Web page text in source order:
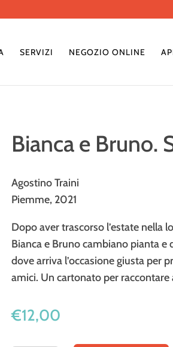
SERVIZI NEGOZIO ONLINE
Bianca e Bruno.
Agostino Traini
Piemme, 2021
Dopo aver trascorso l’estate nella
Bianca e Bruno cambiano pianta
dove arriva l’occasione giusta per
amici. Un cartonato per
€12,00